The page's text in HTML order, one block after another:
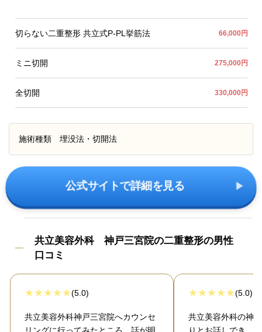
切らない二重整形 共立式P-PL挙筋法 66,000円
ミニ切開 275,000円
全切開 330,000円
施術種類 埋没法・切開法
公式サイトで詳細を見る
共立美容外科 神戸三宮院の二重整形の男性
口コミ
(5.0)
共立美容外科神戸三宮院へカウンセ
(5.0)
共立美容外科の神